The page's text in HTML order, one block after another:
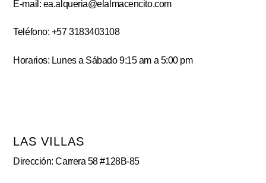
E-mail: ea.alqueria@elalmacencito.com
Teléfono: +57 3183403108
Horarios: Lunes a Sábado 9:15 am a 5:00 pm
LAS VILLAS
Dirección: Carrera 58 #128B-85